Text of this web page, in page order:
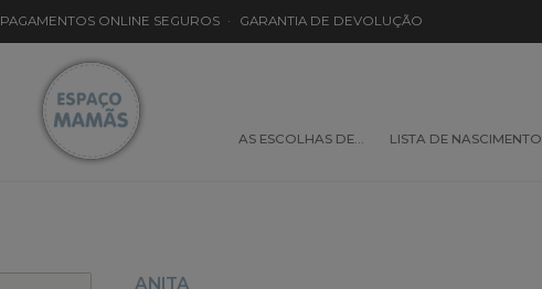
PAGAMENTOS ONLINE SEGUROS · GARANTIA DE DEVOLUÇÃO
AS ESCOLHAS DE… LISTA DE NASCIMENTO
ANITA